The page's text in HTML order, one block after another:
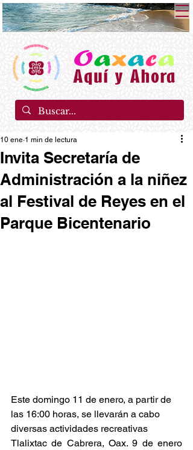
Invita Secretaría de
Administración a la niñez
al Festival de Reyes en el
Parque Bicentenario
10 ene 1 min de lectura
Este domingo 11 de enero, a partir de
las 16:00 horas, se llevarán a cabo
diversas actividades recreativas
Tlalixtac de Cabrera, Oax. 9 de enero